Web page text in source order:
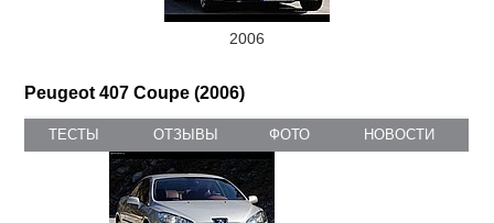
2006
Peugeot 407 Coupe (2006)
ТЕСТЫ ОТЗЫВЫ ФОТО НОВОСТИ